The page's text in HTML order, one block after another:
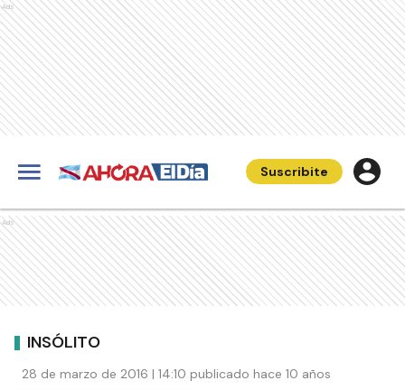
Ads
Suscribite
Ads
INSÓLITO
28 de marzo de 2016 | 14:10 publicado hace 10 años